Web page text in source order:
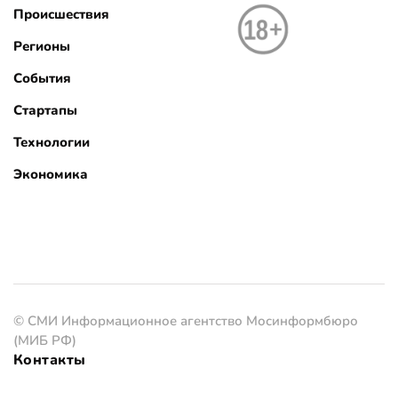
Происшествия
Регионы
События
Стартапы
Технологии
Экономика
© СМИ Информационное агентство Мосинформбюро
(МИБ РФ)
Контакты